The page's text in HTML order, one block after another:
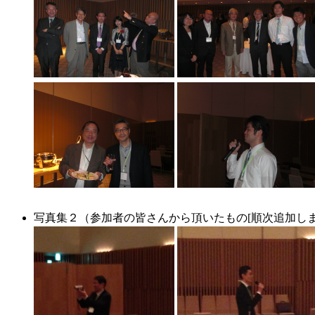
写真集２（参加者の皆さんから頂いたもの[順次追加し